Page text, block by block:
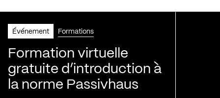
Événement Formations
Formation virtuelle
gratuite d’introduction à
la norme Passivhaus